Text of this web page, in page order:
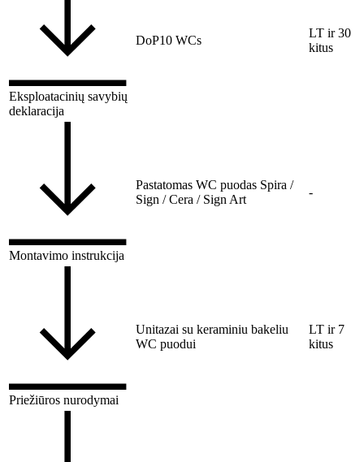
Eksploatacinių savybių
deklaracija
DoP10 WCs
LT ir 30
kitus
Montavimo instrukcija
Pastatomas WC puodas Spira /
Sign / Cera / Sign Art
-
Priežiūros nurodymai
Unitazai su keraminiu bakeliu
WC puodui
LT ir 7
kitus